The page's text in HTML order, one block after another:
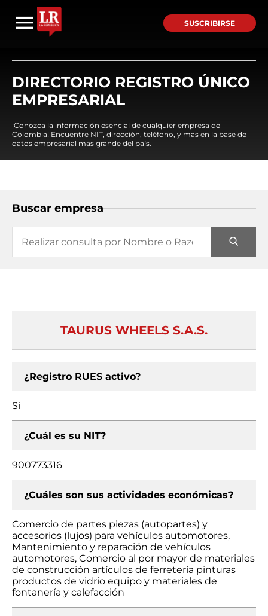
SUSCRIBIRSE
DIRECTORIO REGISTRO ÚNICO
EMPRESARIAL
¡Conozca la información esencial de cualquier empresa de
Colombia! Encuentre NIT, dirección, teléfono, y mas en la base de
datos empresarial mas grande del país.
Buscar empresa
TAURUS WHEELS S.A.S.
¿Registro RUES activo?
Si
¿Cuál es su NIT?
900773316
¿Cuáles son sus actividades económicas?
Comercio de partes piezas (autopartes) y
accesorios (lujos) para vehículos automotores,
Mantenimiento y reparación de vehículos
automotores, Comercio al por mayor de materiales
de construcción artículos de ferretería pinturas
productos de vidrio equipo y materiales de
fontanería y calefacción